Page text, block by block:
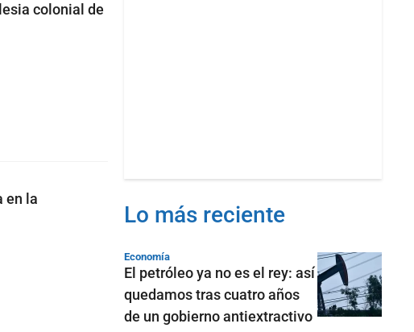
colonial de
en la
Lo más reciente
Economía
El petróleo ya no es el rey: así
quedamos tras cuatro años
de un gobierno antiextractivo